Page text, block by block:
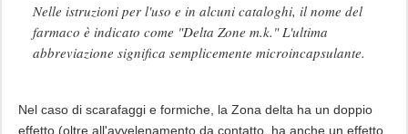
Nelle istruzioni per l'uso e in alcuni cataloghi, il nome del
farmaco è indicato come "Delta Zone m.k." L'ultima
abbreviazione significa semplicemente microincapsulante.
Nel caso di scarafaggi e formiche, la Zona delta ha un doppio
effetto (oltre all'avvelenamento da contatto, ha anche un effetto